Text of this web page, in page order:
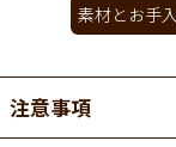
素材とお手
注意事項